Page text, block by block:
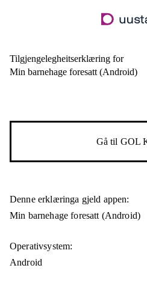
til
Tilgjengelegheitserklæring for
Min barnehage foresatt (Android)
Gå til GOL
Denne erklæringa gjeld appen:
Min barnehage foresatt (Android)
Operativsystem:
Android